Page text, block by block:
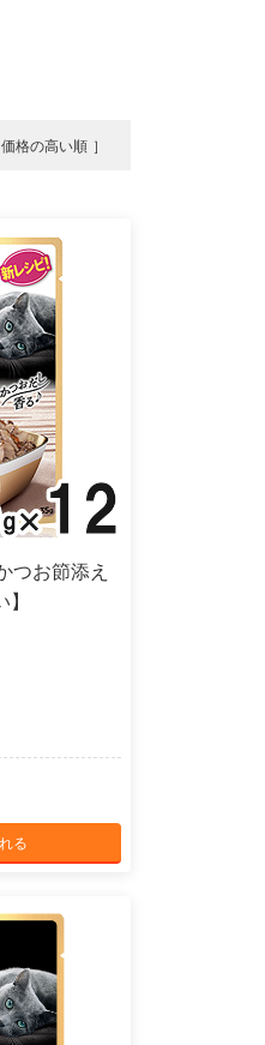
価格の高い順
つお節添え
る